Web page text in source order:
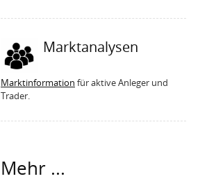
Marktanalysen
Marktinformation für aktive Anleger und
Trader.
Mehr ...